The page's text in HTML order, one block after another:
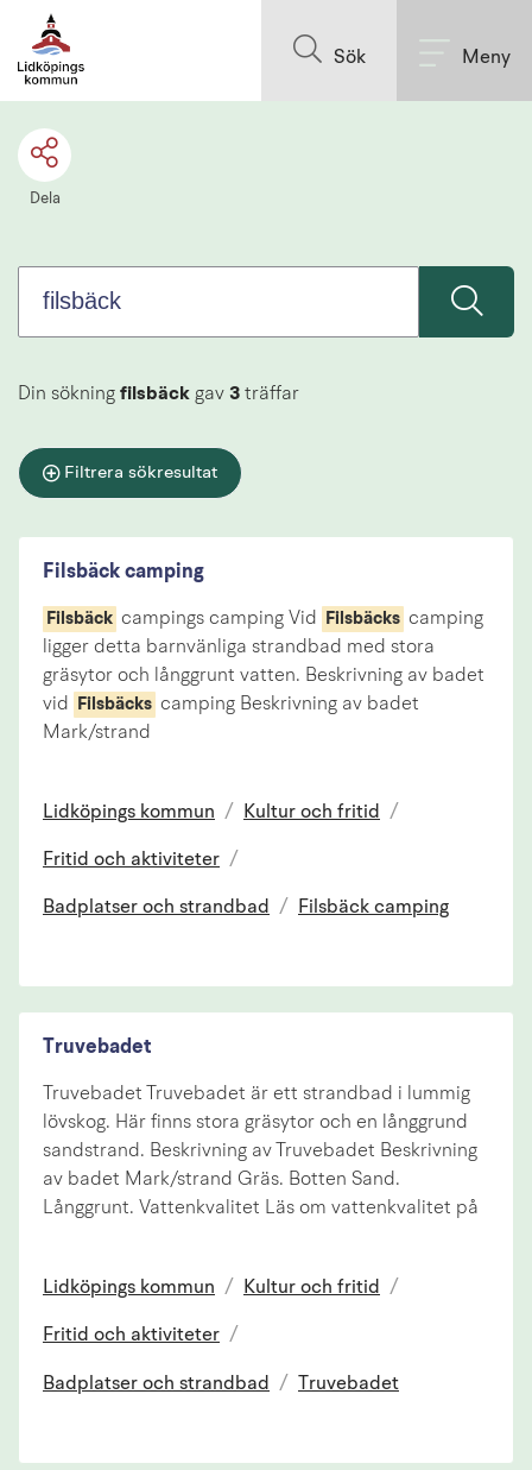
Sök Meny
Dela
Sökförslagen
presenteras
sökrutan
Din sökning filsbäck gav 3 träffar
Filtrera sökresultat
Filsbäck camping
Filsbäck campings camping Vid Filsbäcks camping
ligger detta barnvänliga strandbad med stora
gräsytor och långgrunt vatten. Beskrivning av badet
vid
Filsbäcks camping Beskrivning av badet
Mark/strand
Lidköpings kommun / Kultur och fritid /
Fritid och aktiviteter /
Badplatser och strandbad / Filsbäck camping
Truvebadet
Truvebadet Truvebadet är ett strandbad i lummig
lövskog. Här finns stora gräsytor och en långgrund
sandstrand. Beskrivning av Truvebadet Beskrivning
av badet Mark/strand Gräs. Botten Sand.
Långgrunt. Vattenkvalitet Läs om vattenkvalitet på
Lidköpings kommun / Kultur och fritid /
Fritid och aktiviteter /
Badplatser och strandbad / Truvebadet